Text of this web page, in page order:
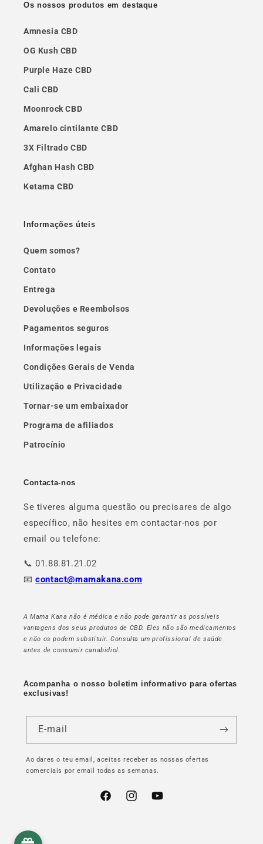
Os nossos produtos em destaque
Amnesia CBD
OG Kush CBD
Purple Haze CBD
Cali CBD
Moonrock CBD
Amarelo cintilante CBD
3X Filtrado CBD
Afghan Hash CBD
Ketama CBD
Informações úteis
Quem somos?
Contato
Entrega
Devoluções e Reembolsos
Pagamentos seguros
Informações legais
Condições Gerais de Venda
Utilização e Privacidade
Tornar-se um embaixador
Programa de afiliados
Patrocínio
Contacta-nos
Se tiveres alguma questão ou precisares de algo
específico, não hesites em contactar-nos por
email ou telefone:
📞 01.88.81.21.02
📧contact@mamakana.com
A Mama Kana não é médica e não pode garantir as possíveis
vantagens dos seus produtos de CBD. Eles não são medicamentos
e não os podem substituir. Consulta um profissional de saúde
antes de consumir canabidiol.
Acompanha o nosso boletim informativo para ofertas
exclusivas!
E-mail
Ao dares o teu email, aceitas receber as nossas ofertas
comerciais por email todas as semanas.
FacebookInstagramYouTube